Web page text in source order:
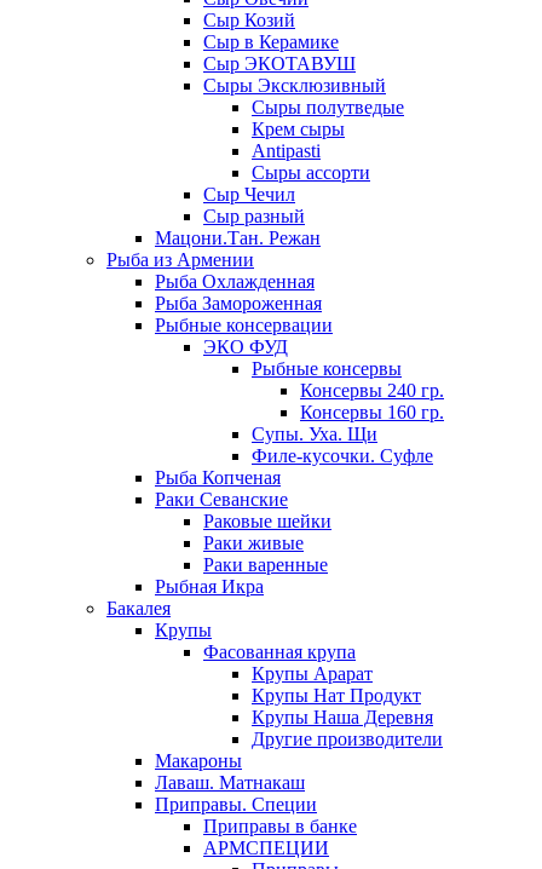
Сыр Козий
Сыр в Керамике
Сыр ЭКОТАВУШ
Сыры Эксклюзивный
Сыры полутведые
Крем сыры
Antipasti
Сыры ассорти
Сыр Чечил
Сыр разный
Мацони.Тан. Режан
Рыба из Армении
Рыба Охлажденная
Рыба Замороженная
Рыбные консервации
ЭКО ФУД
Рыбные консервы
Консервы 240 гр.
Консервы 160 гр.
Супы. Уха. Щи
Филе-кусочки. Суфле
Рыба Копченая
Раки Севанские
Раковые шейки
Раки живые
Раки варенные
Рыбная Икра
Бакалея
Крупы
Фасованная крупа
Крупы Арарат
Крупы Нат Продукт
Крупы Наша Деревня
Другие производители
Макароны
Лаваш. Матнакаш
Приправы. Специи
Приправы в банке
АРМСПЕЦИИ